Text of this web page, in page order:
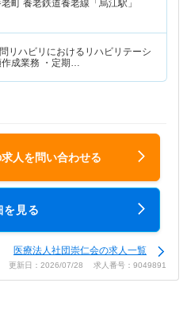
町
養老鉄道養老線「烏江駅」
リハビリにおけるリハビリテーシ
作成業務 ・定期…
人を問い合わせる
を見る
医療法人社団崇仁会の求人一覧
更新日：2026/07/28 求人番号：9049891